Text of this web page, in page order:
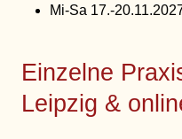
Mi-Sa 17.-
Einzelne
Leipzig &